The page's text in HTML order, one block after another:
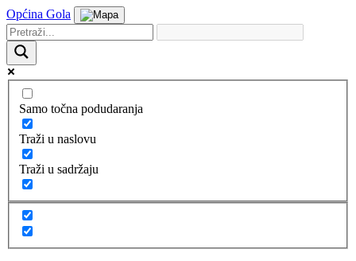
Općina Gola
Samo točna podudaranja
Traži u naslovu
Traži u sadržaju